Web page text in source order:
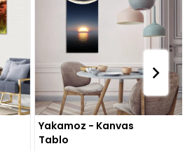
Yakamoz - Kanvas
Tablo